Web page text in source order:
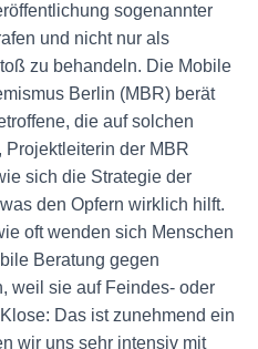
sogenannter
und nicht nur als
zu behandeln. Die Mobile
Berlin (MBR) berät
die auf solchen
Projektleiterin der MBR
sich die Strategie der
den Opfern wirklich hilft.
oft wenden sich Menschen
Beratung gegen
weil sie auf Feindes- oder
Das ist zunehmend ein
wir uns sehr intensiv mit